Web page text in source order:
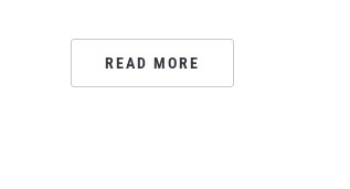
READ MORE